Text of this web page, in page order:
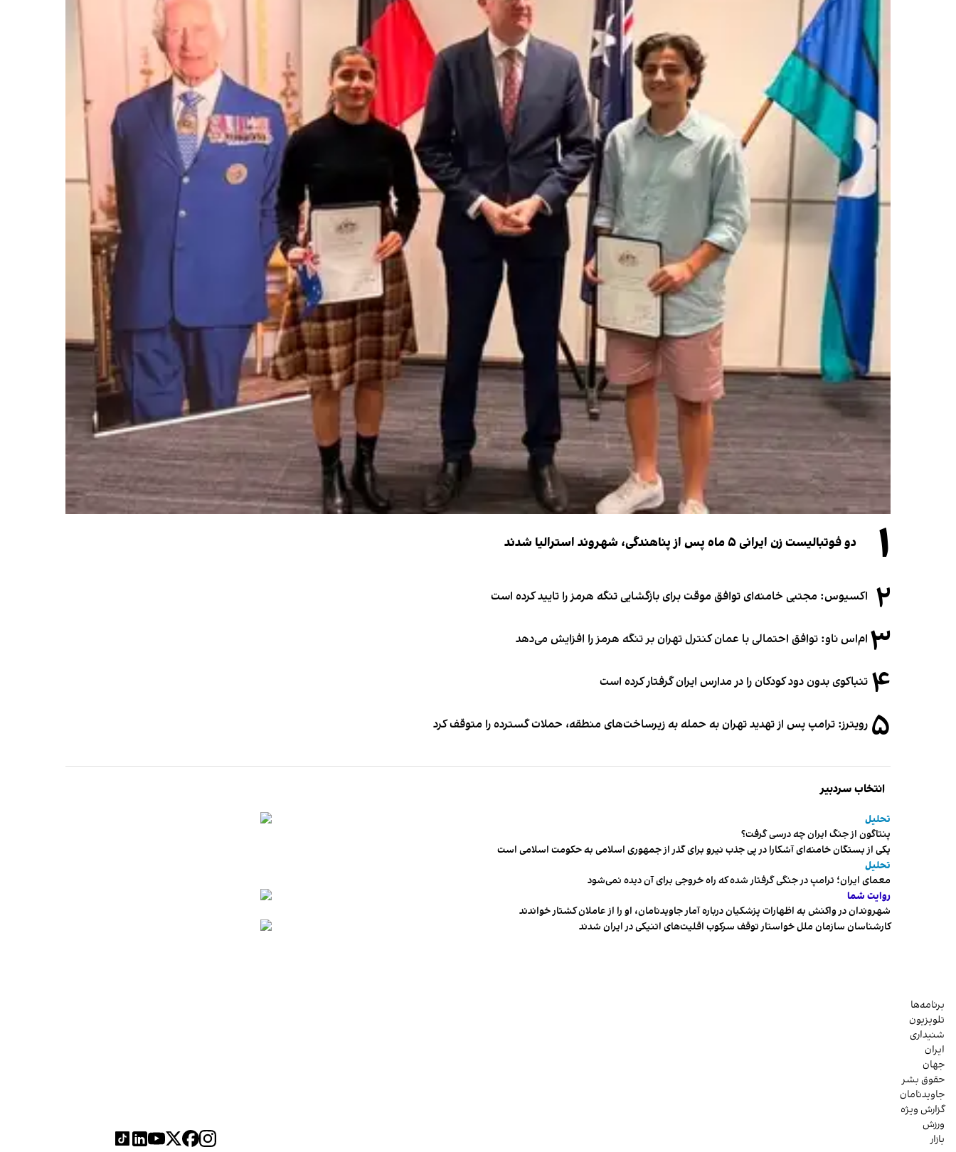
۱ دو فوتبالیست زن ایرانی ۵ ماه پس از پناهندگی، شهروند استرالیا شدند
۲ اکسیوس: مجتبی خامنه‌ای توافق موقت برای بازگشایی تنگه هرمز را تایید کرده است
۳ ام‌اس ناو: توافق احتمالی با عمان کنترل تهران بر تنگه هرمز را افزایش می‌دهد
۴ تنباکوی بدون دود کودکان را در مدارس ایران گرفتار کرده است
۵ رویترز: ترامپ پس از تهدید تهران به حمله به زیرساخت‌های منطقه، حملات گسترده را متوقف کرد
انتخاب سردبیر
تحلیل
پنتاگون از جنگ ایران چه درسی گرفت؟
یکی از بستگان خامنه‌ای آشکارا در پی جذب نیرو برای گذر از جمهوری اسلامی به حکومت اسلامی است
تحلیل
معمای ایران؛ ترامپ در جنگی گرفتار شده که راه خروجی برای آن دیده نمی‌شود
روایت شما
شهروندان در واکنش به اظهارات پزشکیان درباره آمار جاویدنامان، او را از عاملان کشتار خواندند
کارشناسان سازمان ملل خواستار توقف سرکوب اقلیت‌های اتنیکی در ایران شدند
برنامه‌ها
تلویزیون
شنیداری
ایران
جهان
حقوق بشر
جاویدنامان
گزارش ویژه
ورزش
بازار